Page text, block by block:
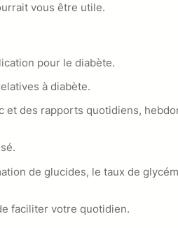
vous être utile.
pour le diabète.
à diabète.
et des rapports quotidiens,
de glucides, le taux de
faciliter votre quotidien.